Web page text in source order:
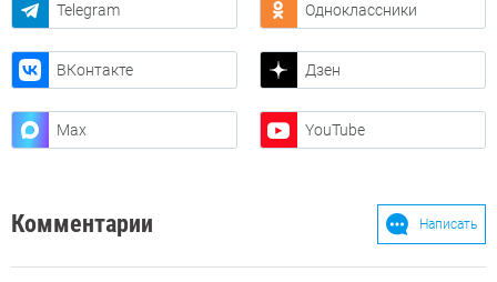
Telegram Одноклассники
ВКонтакте Дзен
Max YouTube
Комментарии Написать